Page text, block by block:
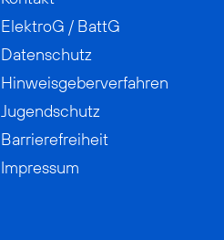
ElektroG / BattG
Datenschutz
Hinweisgeberverfahren
Jugendschutz
Barrierefreiheit
Impressum